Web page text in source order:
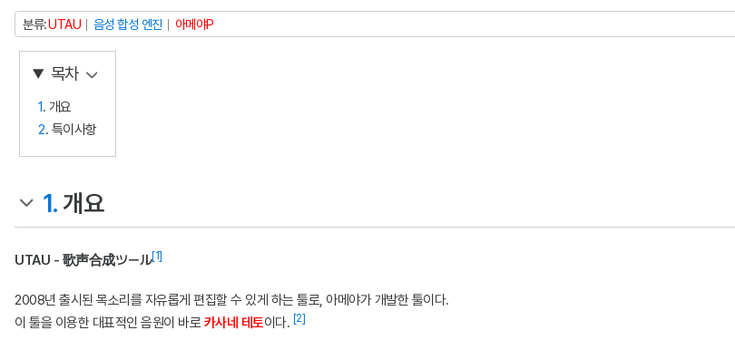
분류 UTAU 음성 합성 엔진 아메야P
목차
1. 개요
2. 특이사항
1. 개요
UTAU - 歌声合成ツール[1]
2008년 출시된 목소리를 자유롭게 편집할 수 있게 하는 툴로, 아메야가 개발한 툴이다.
이 툴을 이용한 대표적인 음원이 바로 카사네 테토이다. [2]